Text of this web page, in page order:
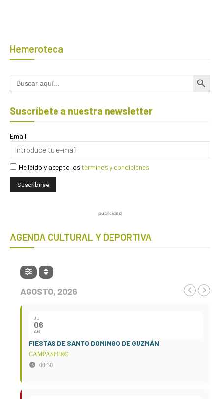
Hemeroteca
Buscar: Botón de
Suscríbete a nuestra newsletter
Email
He leído y acepto los términos y condiciones
publicidad
AGENDA CULTURAL Y DEPORTIVA
AGOSTO, 2026
JU
06
AG
FIESTAS DE SANTO DOMINGO DE GUZMÁN
CAMPASPERO
00:30